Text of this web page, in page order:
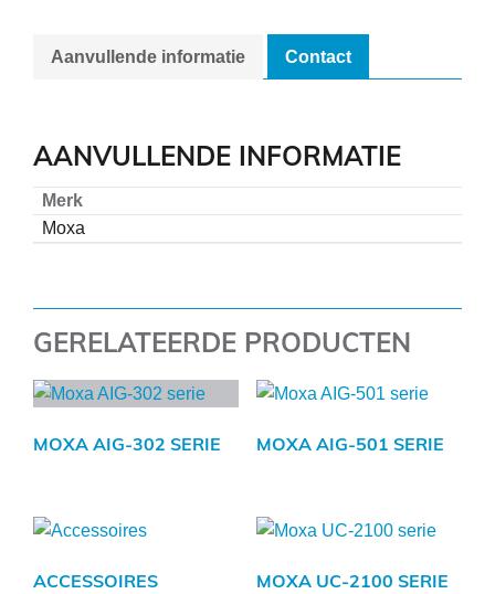
Aanvullende informatie Contact
AANVULLENDE INFORMATIE
Merk
Moxa
GERELATEERDE PRODUCTEN
MOXA AIG-302 SERIE MOXA AIG-501 SERIE
ACCESSOIRES MOXA UC-2100 SERIE